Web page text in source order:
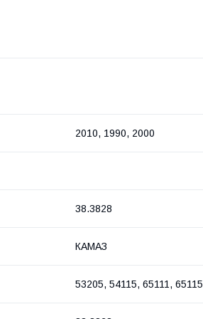
2010, 1990, 2000
38.3828
КАМАЗ
53205, 54115, 65111, 65115